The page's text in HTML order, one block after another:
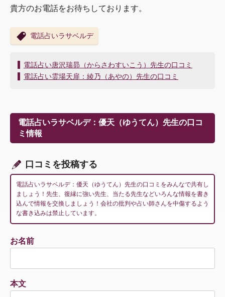
貴方のお電話をお待ちしております。
電話占いラサベルデ
投
稿
ー
シ
ョ
電話占い唐沢瑞昴（からさわすいこう）先生の口コミ
電話占い霊場天扉：綾乃（あやの）先生の口コミ
電話占いラサベルデ：優天（ゆうてん）先生の口コ
ミ情報
口コミを投稿する
電話占いラサベルデ：優天（ゆうてん）先生の口コミをみんなで共有し
ましょう！先生、復縁に強い先生、当たる先生などいろんな情報を書き
込んで情報を交換しましょう！会社の批判や占い師さんを中傷するよう
な書き込みは禁止しています。
お名前
本文